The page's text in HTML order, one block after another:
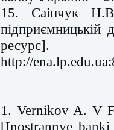
15. Саінчук
підприємницькій
http://
1. Vernikov A. V
[Inostrannye